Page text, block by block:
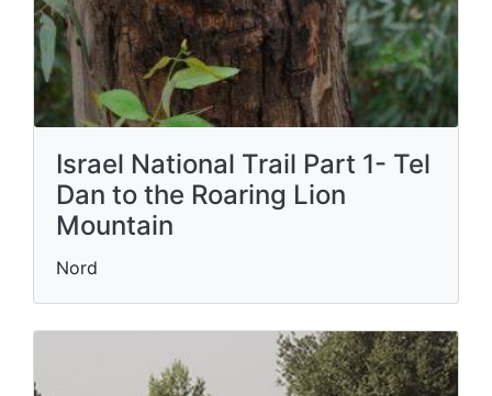
Israel National Trail Part 1- Tel
Dan to the Roaring Lion
Mountain
Nord